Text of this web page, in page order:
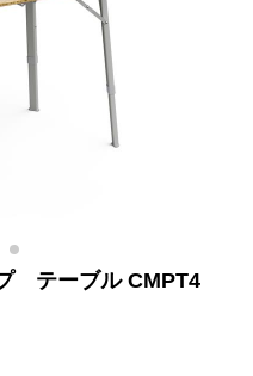
テーブル CMPT4